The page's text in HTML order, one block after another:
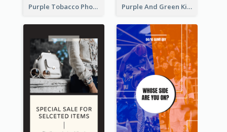
Purple Tobacco Photo No Tobacco Day Instagram Story Purple And Green Kids Photo Remote Learning Instagram Story